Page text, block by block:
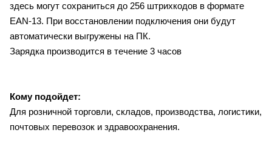
здесь могут сохраниться до 256 штрихкодов в формате
EAN-13. При восстановлении подключения они будут
автоматически выгружены на ПК.
Зарядка производится в течение 3 часов
Кому подойдет:
Для розничной торговли, складов, производства, логистики,
почтовых перевозок и здравоохранения.